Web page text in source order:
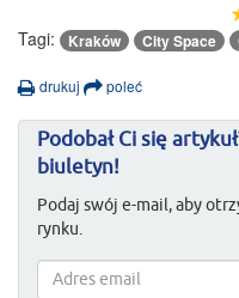
Tagi:
Kraków City Space
drukuj poleć
Podobał Ci się
biuletyn!
Podaj swój e-mail, aby
rynku.